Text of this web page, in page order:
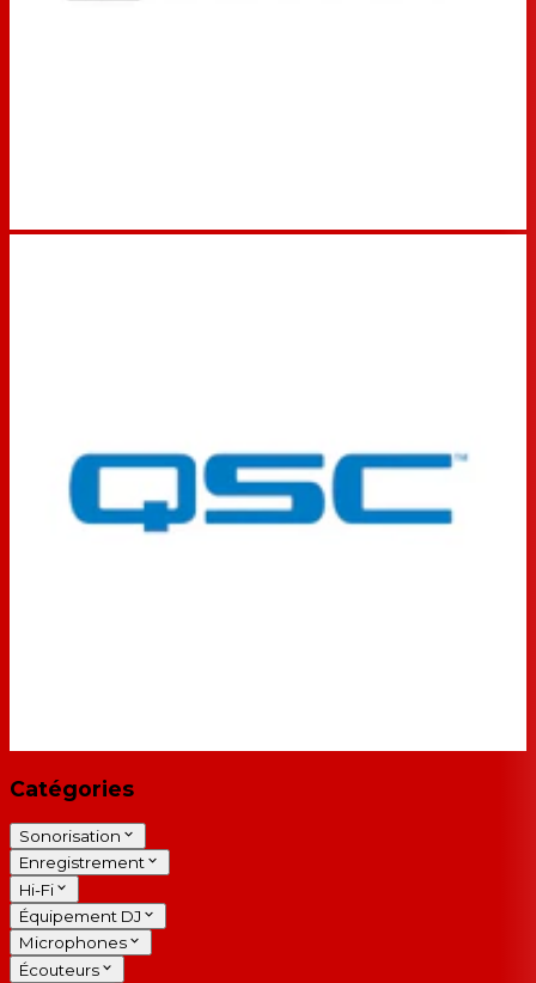
Catégories
Sonorisation
Enregistrement
Hi-Fi
Équipement DJ
Microphones
Écouteurs